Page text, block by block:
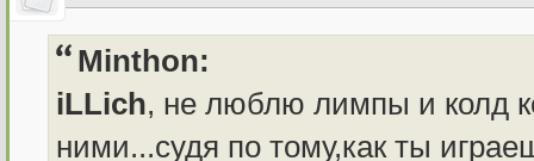
Minthon:
iLLich, не люблю лимпы и колд
ними...судя по тому,как ты